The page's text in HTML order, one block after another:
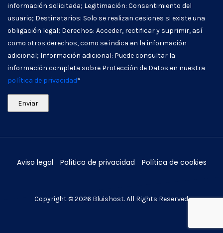
información solicitada; Legitimación: Consentimiento del
usuario; Destinatarios: Solo se realizan cesiones si existe una
obligación legal; Derechos: Acceder, rectificar y suprimir, así
como otros derechos, como se indica en la información
adicional; Información adicional: Puede consultar la
información completa sobre Protección de Datos en nuestra
política de privacidad*
Copyright © 2026 Bluishost. All Rights Reserved.
Aviso legal Política de privacidad Política de cookies